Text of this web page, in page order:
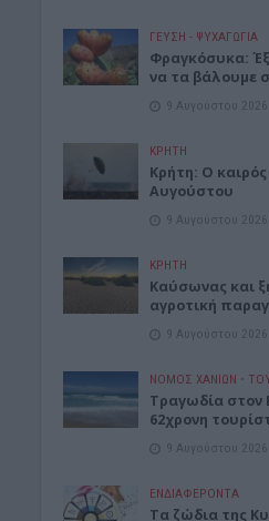
ΓΕΎΣΗ - ΨΥΧΑΓΩΓΊΑ
Φραγκόσυκα:
να τα βάλουμε
9 Αυγούστου
ΚΡΗΤΗ
Κρήτη: Ο
Αυγούστου
9 Αυγούστου
ΚΡΗΤΗ
Καύσωνας και
αγροτική
9 Αυγούστου
ΝΟΜΌΣ ΧΑΝΊΩΝ •
Τραγωδία στον
62χρονη
9 Αυγούστου
ΕΝΔΙΑΦΕΡΟΝΤΑ
Τα ζώδια της